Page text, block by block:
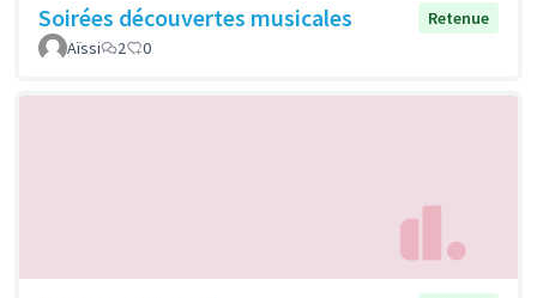
Soirées découvertes musicales
Retenue
Aïssi
2 0